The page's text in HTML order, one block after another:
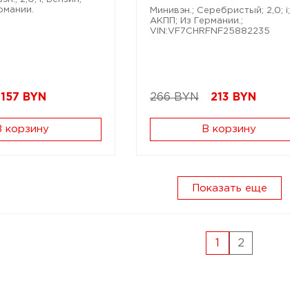
157 BYN
корзину
Минивэн.; Серебристый; 2,0; i;
АКПП; Из Германии.;
VIN:VF7CHRFNF25882235
266 BYN 213 BYN
В корзину
Показать еще
1 2